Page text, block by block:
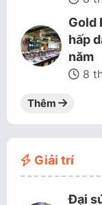
Gold
hấp
năm
8
Thêm
Giải trí
Đại